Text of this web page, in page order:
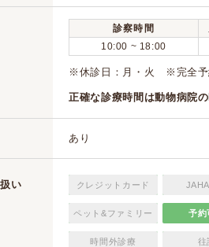
診察時間
10:00 ~ 18:00
※休診日：月・火 ※完全予
正確な診療時間は動物病院
あり
い クレジットカード
ペット&ファミリー 予約
時間外診療 往